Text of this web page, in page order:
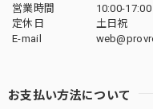
梱包はコンパクト且つ丁
くても、取説だけで簡単
で、とてもコスパが良い
営業時間
10:00-17:00
定休日
土日祝
E-mail
お支払い方法について